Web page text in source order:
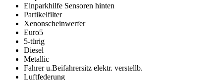
Einparkhilfe Sensoren hinten
Partikelfilter
Xenonscheinwerfer
Euro5
5-türig
Diesel
Metallic
Fahrer u.Beifahrersitz elektr. verstellb.
Luftfederung